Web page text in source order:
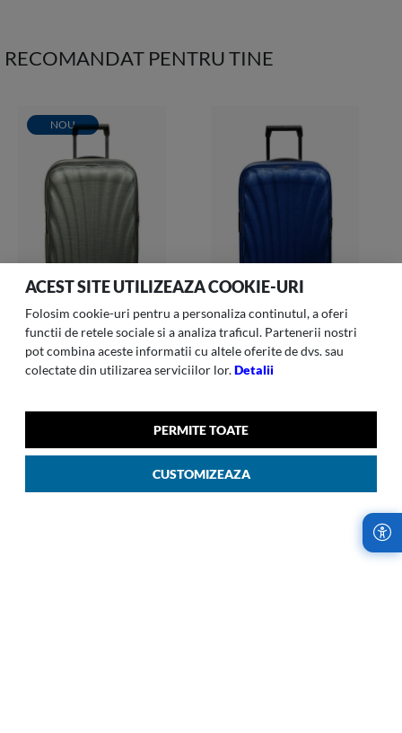
ACEST SITE UTILIZEAZA COOKIE-URI
Folosim cookie-uri pentru a personaliza continutul, a oferi
functii de retele sociale si a analiza traficul. Partenerii nostri
pot combina aceste informatii cu altele oferite de dvs. sau
colectate din utilizarea serviciilor lor.Detalii
PERMITE TOATE
CUSTOMIZEAZA
RECOMANDAT PENTRU TINE
NOU
C-LITE
C-lite-013 Troller H Spin
C-LITE
C-lite - Troller Spinner Exp
00